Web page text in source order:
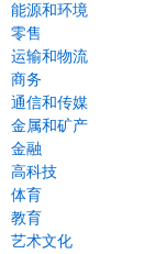
能源和环境
零售
运输和物流
商务
通信和传媒
金属和矿产
金融
高科技
体育
教育
艺术文化